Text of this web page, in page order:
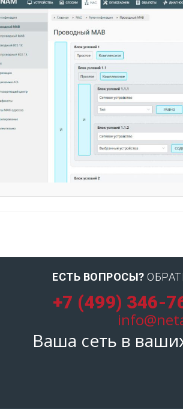
ЕСТЬ ВОПРОСЫ?
+7 (499) 346-
Ваша сеть в